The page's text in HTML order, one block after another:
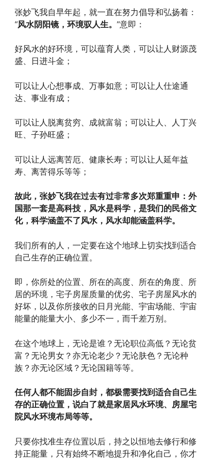
张妙飞我自早年起，就一直在努力倡导和弘扬着：
“风水阴阳镜，环境驭人生。 ”意即：
好风水的好环境，可以蕴育人类，可以让人财源茂
盛、日进斗金；
可以让人心想事成、万事如意；可以让人仕途通
达、事业有成；
可以让人脱离贫穷、成就富翁；可以让人、人丁兴
旺、子孙旺盛；
可以让人远离苦厄、健康长寿；可以让人延年益
寿、离苦得乐等等；
故此，张妙飞我在过去有过非常多次郑重重申：外
国那一套是高科技，风水是科学，是我们的民俗文
化，科学涵盖不了风水，风水却能涵盖科学。
我们所有的人，一定要在这个地球上切实找到适合
自己生存的正确位置。
即，你所处的位置、所在的高度、所在的角度、所
居的环境，宅子房屋质量的优劣、宅子房屋风水的
好坏，以及你所接收的日月光能、宇宙场能、宇宙
能量的能量大小、多少不一，而千差万别。
在这个地球上，无论是谁？无论职位高低？无论贫
富？无论男女？亦无论老少？无论肤色？无论种
族？亦无论区域？无论国籍等等。
任何人都不能固步自封，都极需要找到适合自己生
存的正确位置，说白了就是家居风水环境、房屋宅
院风水环境布局等等。
只要你找准生存位置以后，持之以恒地去修行和修
持正能量，只有始终不断地提升和净化自己，你才